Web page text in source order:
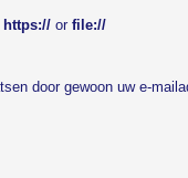
https://or file://
door gewoon uw e-